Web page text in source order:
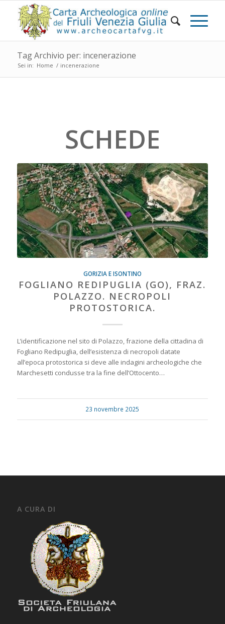
Tag Archivio per: incenerazione
Sei in: Home / incenerazione
SCHEDE
GORIZIA E ISONTINO
FOGLIANO REDIPUGLIA (GO), FRAZ.
POLAZZO. NECROPOLI
PROTOSTORICA.
L’identificazione nel sito di Polazzo, frazione della cittadina di
Fogliano Redipuglia, dell’esistenza di necropoli datate
all’epoca protostorica si deve alle indagini archeologiche che
Marchesetti condusse tra la fine dell’Ottocento…
23 novembre 2025
A CURA DI